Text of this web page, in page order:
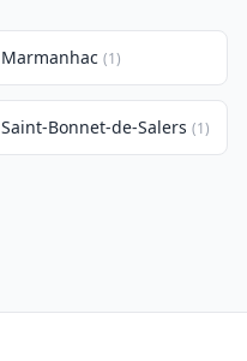
Marmanhac (1)
Saint-Bonnet-de-Salers (1)